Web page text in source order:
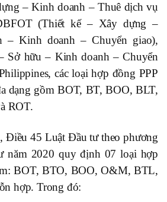
– Kinh doanh – Thuê dịch vụ
(Thiết kế – Xây dựng –
– Kinh doanh – Chuyển giao),
Sở hữu – Kinh doanh – Chuyển
các loại hợp đồng PPP
dạng gồm BOT, BT, BOO, BLT,
ROT.
45 Luật Đầu tư theo phương
năm 2020 quy định 07 loại hợp
BOT, BTO, BOO, O&M, BTL,
hợp. Trong đó: